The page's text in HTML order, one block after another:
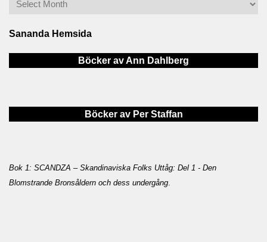
Sananda Hemsida
Böcker av Ann Dahlberg
Böcker av Per Staffan
Bok 1: SCANDZA – Skandinaviska Folks Uttåg: Del 1 - Den
Blomstrande Bronsåldern och dess undergång.